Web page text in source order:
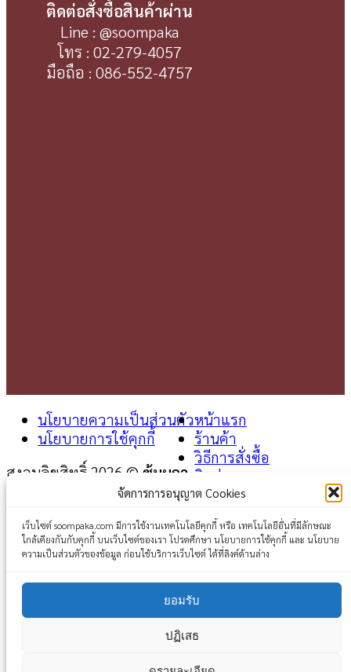
จัดการการอนุญาต Cookies
เว็บไซต์ soompaka.com มีการใช้งานเทคโนโลยีคุกกี้ หรือ เทคโนโลยีอื่นที่มีลักษณะ
ใกล้เคียงกันกับคุกกี้ บนเว็บไซต์ของเรา โปรดศึกษา นโยบายการใช้คุกกี้ และ นโยบาย
ความเป็นส่วนตัวของข้อมูล ก่อนใช้บริการเว็บไซต์ ได้ที่ลิงค์ด้านล่าง
ยอมรับ
ปฏิเสธ
ติดต่อสั่งซื้อสินค้าผ่าน
Line : @soompaka
โทร : 02-279-4057
มือถือ : 086-552-4757
นโยบายความเป็นส่วนตัว
นโยบายการใช้คุกกี้
สงวนลิขสิทธิ์ 2026 © ซุ้มผกา
หน้าแรก
ร้านค้า
วิธีการสั่งซื้อ
ติดต่อเรา
Login
Username or email address*
Password*
Remember me